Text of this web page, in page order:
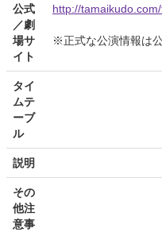
公式
／劇
場サ
イト
http://
※正式な公演情報は
タイ
ムテ
ーブ
ル
説明
その
他注
意事